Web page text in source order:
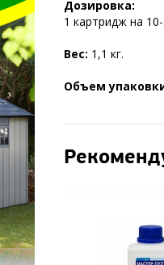
Дозировка:
1 картридж на
Вес: 1,1 кг.
Объем